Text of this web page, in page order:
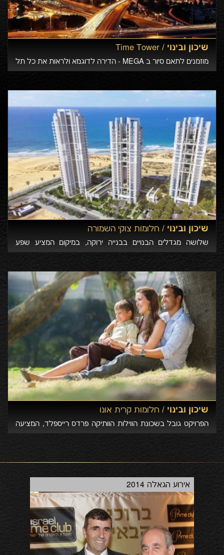
שיכון ובינוי /
מוזמנים לתאם סיור ב MEGA - הדירה לדוגמא ולראות את כל תל
אביב פרוסה לנגד עיניכם. חווית המגורים החדשה על תל אביב -
ביותר בישראל.
שיכון ובינוי / חלומות צוקי השמורה
שלושה מגדלים הבנויים בבנייה ירוקה, במיקום המציע שפע
יתרונות וביניהם קרבה לים ולשמורת טבע
שיכון ובינוי / חלומות קרית אונו
הפרויקט גובל בשכונת הווילות הוותיקה פרדס רייספלד, המציעה
את כל מה שתמיד דמיינתם וחלמתם - סביבה איכותית ומיקום
אירוע הגאלה 2014